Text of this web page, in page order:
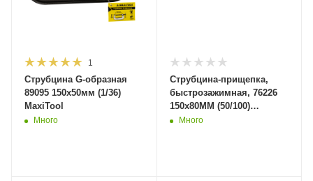
1
Струбцина G-образная
89095 150х50мм (1/36)
MaxiTool
Много
Струбцина-прищепка,
быстрозажимная, 76226
150x80MM (50/100)
MaxiTool
Много